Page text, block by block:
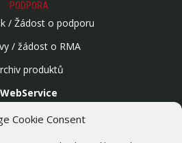
Cookie Consent
PODPORA
/ Žádost o podporu
/ žádost o RMA
produktů
WebService
sítě